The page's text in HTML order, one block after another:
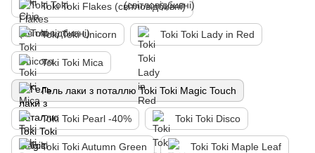
Toki Toki Flakes (світловідбивні)
Toki Toki Unicorn Toki Toki Lady in Red
Toki Toki Mica
Гель лаки з поталлю Toki Toki Magic Touch
Toki Toki Pearl -40% Toki Toki Disco
Toki Toki Autumn Green Toki Toki Maple Leaf